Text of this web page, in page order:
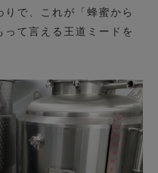
で、これが「蜂蜜から
て言える王道ミードを